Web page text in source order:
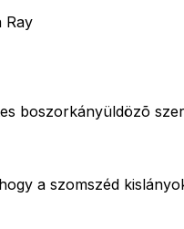
Ray
boszorkányüldözõ
a szomszéd